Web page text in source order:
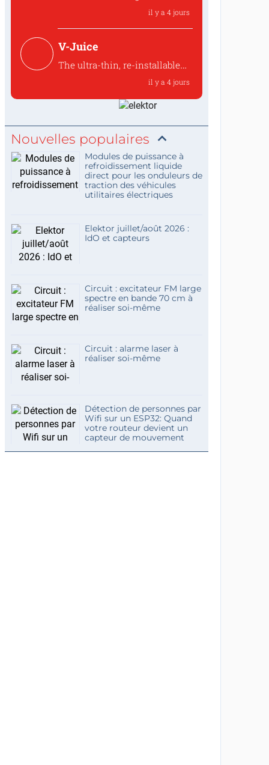
controlled water heater
for the 250259 Tele...
il y a 4 jours
V-Juice
The ultra-thin, re-installable
design makes V-Juice a
practical solution that fits
modern space
design makes V-Juic...
il y a 4 jours
Nouvelles populaires
Modules de puissance à
refroidissement liquide
direct pour les onduleurs de
traction des véhicules
utilitaires électriques
Elektor juillet/août 2026 :
IdO et capteurs
Circuit : excitateur FM large
spectre en bande 70 cm à
réaliser soi-même
Circuit : alarme laser à
réaliser soi-même
Détection de personnes par
Wifi sur un ESP32: Quand
votre routeur devient un
capteur de mouvement